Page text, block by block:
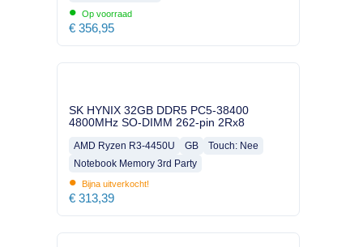
• Op voorraad
€ 356,95
SK HYNIX 32GB DDR5 PC5-38400
4800MHz SO-DIMM 262-pin 2Rx8
AMD Ryzen R3-4450U GB
Touch: Nee
Notebook Memory 3rd Party
• Bijna uitverkocht!
€ 313,39